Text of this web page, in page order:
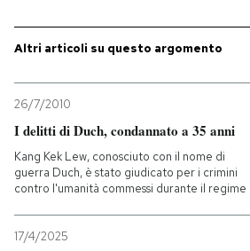
SHOP
CALENDARIO
Altri articoli su questo argomento
26/7/2010
I delitti di Duch, condannato a 35 anni
Kang Kek Lew, conosciuto con il nome di
guerra Duch, è stato giudicato per i crimini
contro l'umanità commessi durante il regime
17/4/2025